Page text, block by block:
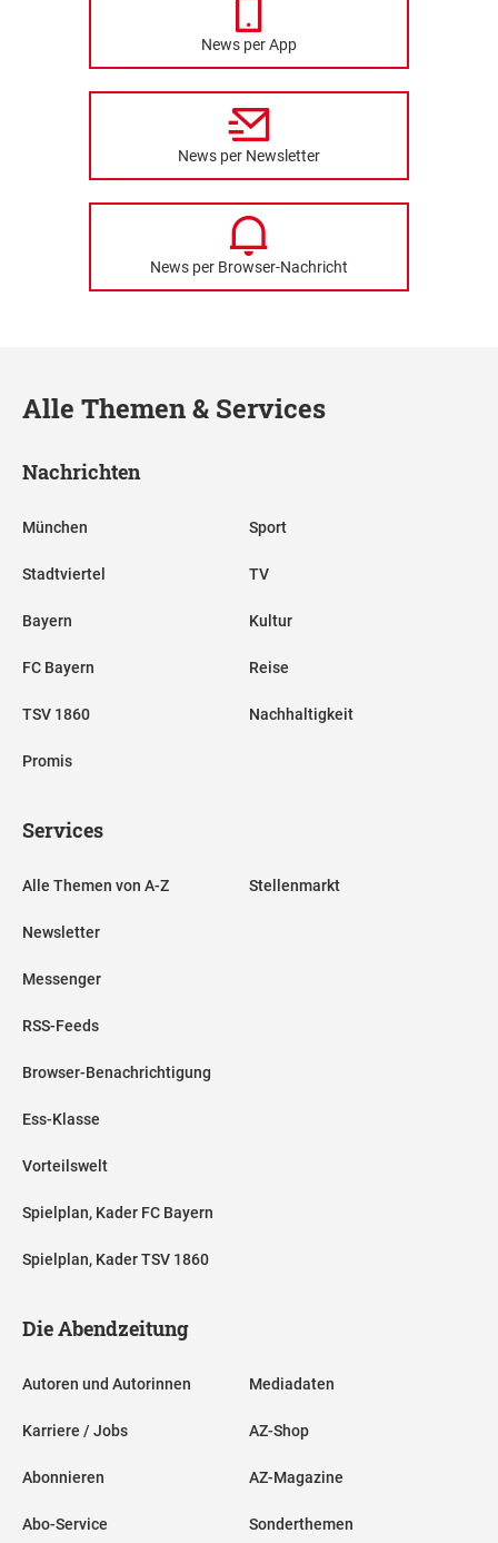
News per App
News per Newsletter
News per Browser-Nachricht
Alle Themen & Services
Nachrichten
München
Stadtviertel
Bayern
FC Bayern
TSV 1860
Promis
Sport
TV
Kultur
Reise
Nachhaltigkeit
Services
Alle Themen von A-Z
Newsletter
Messenger
RSS-Feeds
Browser-Benachrichtigung
Ess-Klasse
Vorteilswelt
Spielplan, Kader FC Bayern
Spielplan, Kader TSV 1860
Stellenmarkt
Die Abendzeitung
Autoren und Autorinnen
Karriere / Jobs
Abonnieren
Abo-Service
Mediadaten
AZ-Shop
AZ-Magazine
Sonderthemen